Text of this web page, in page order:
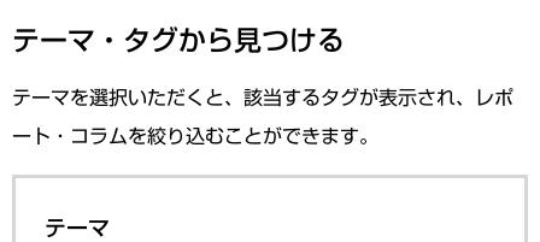
テーマ・タグから見つける
テーマを選択いただくと、該当するタグが表示され、レポ
ート・コラムを絞り込むことができます。
テーマ